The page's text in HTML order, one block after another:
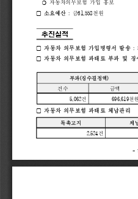
-
❍ 자동차의무보험 가입 홍보
▢ 소요예산 : 금61,558천원
추진실적
▢ 자동차 의무보험 가입명령서 발송 :
▢ 자동차 의무보험 과태료 부과 및 징
부과(징수결정액)
건수
금액
5,062건 696,619천원
▢ 자동차 의무보험 과태료 체납관리
독촉고지 체
2,524건